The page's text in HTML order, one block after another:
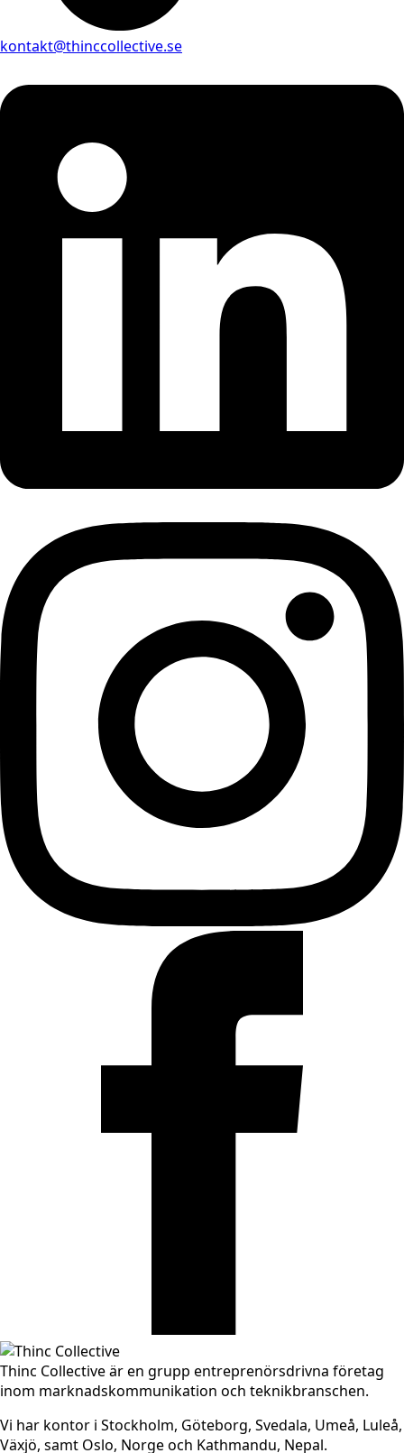
kontakt@thinccollective.se
Thinc Collective är en grupp entreprenörsdrivna företag
inom marknadskommunikation och teknikbranschen.
Vi har kontor i Stockholm, Göteborg, Svedala, Umeå, Luleå,
Växjö, samt Oslo, Norge och Kathmandu, Nepal.